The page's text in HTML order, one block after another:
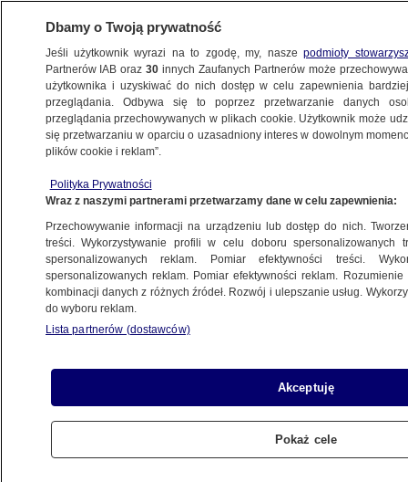
KONKRET24
POLITYKA
demokratyczne pomysły. Sprawdzamy
Piotr Jaźwiński
28.08.2023, 11:40
Udostępnij
Dbamy o Twoją prywatność
Jeśli użytkownik wyrazi na to zgodę, my, naszepodmioty
Partnerów IAB oraz30 innych Zaufanych Partnerów może
użytkownika i uzyskiwać do nich dostęp w celu zapewnienia
przeglądania. Odbywa się to poprzez przetwarzanie danych
przeglądania przechowywanych w plikach cookie. Użytkownik może
się przetwarzaniu w oparciu o uzasadniony interes w dowolnym
plików cookie i reklam”.
Polityka Prywatności
Wraz z naszymi partnerami przetwarzamy dane w celu zapewnienia:
Przechowywanie informacji na urządzeniu lub dostęp do nich.
treści. Wykorzystywanie profili w celu doboru spersonalizowanych
spersonalizowanych reklam. Pomiar efektywności treści.
spersonalizowanych reklam. Pomiar efektywności reklam.
kombinacji danych z różnych źródeł. Rozwój i ulepszanie usług.
do wyboru reklam.
Lista partnerów (dostawców)
Akceptuję
Pokaż cele